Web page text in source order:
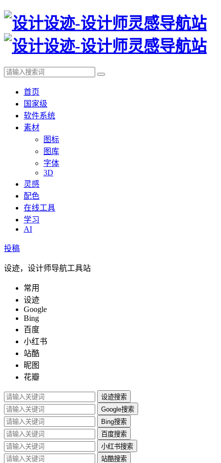
首页
国家级
软件系统
素材
图标
图库
字体
3D
灵感
配色
在线工具
学习
AI
投稿
设迹，设计师导航工具站
常用
设迹
Google
Bing
百度
小红书
站酷
昵图
花瓣
设迹搜索
Google搜索
Bing搜索
百度搜索
小红书搜索
站酷搜索